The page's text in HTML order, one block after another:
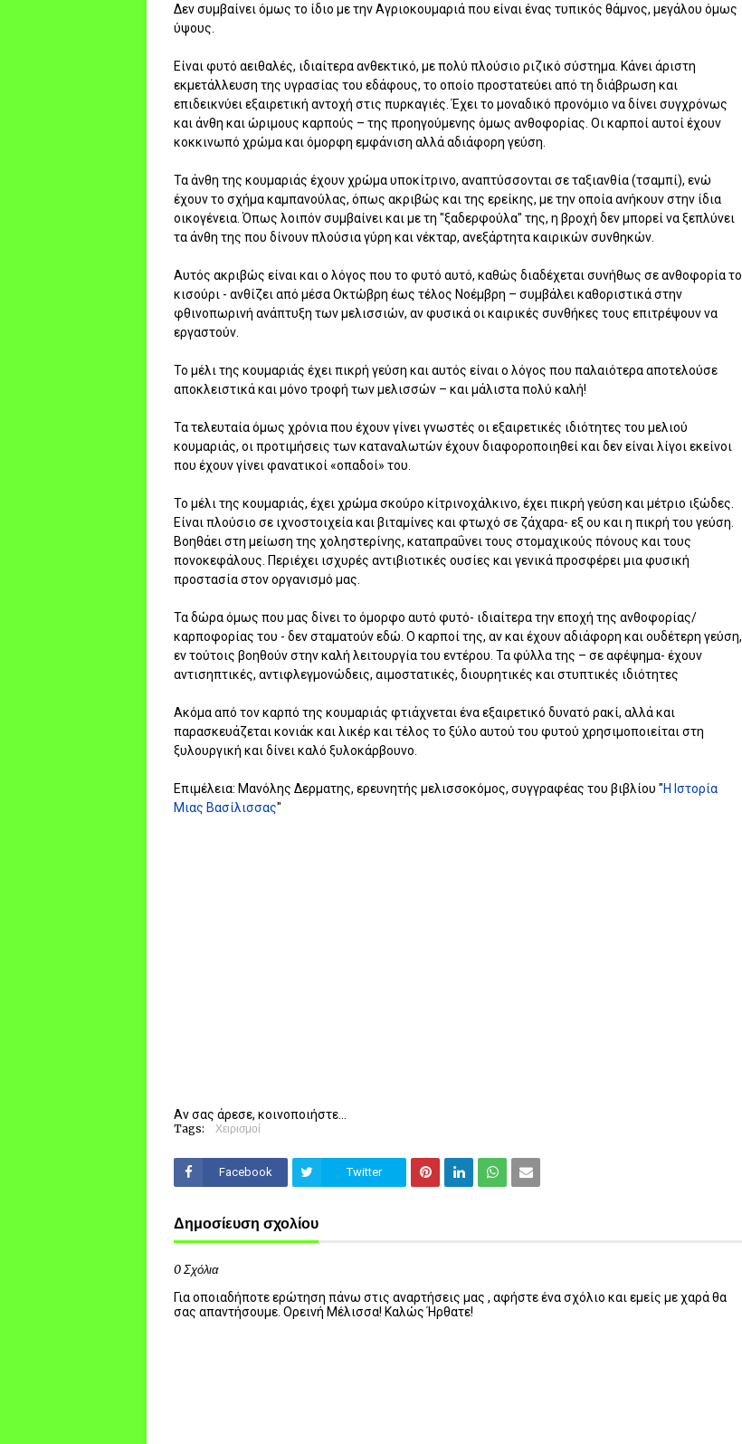
Δεν συμβαίνει όμως το ίδιο με την Αγριοκουμαριά που είναι ένας τυπικός θάμνος, μεγάλου όμως
ύψους.
Είναι φυτό αειθαλές, ιδιαίτερα ανθεκτικό, με πολύ πλούσιο ριζικό σύστημα. Κάνει άριστη
εκμετάλλευση της υγρασίας του εδάφους, το οποίο προστατεύει από τη διάβρωση και
επιδεικνύει εξαιρετική αντοχή στις πυρκαγιές. Έχει το μοναδικό προνόμιο να δίνει συγχρόνως
και άνθη και ώριμους καρπούς – της προηγούμενης όμως ανθοφορίας. Οι καρποί αυτοί έχουν
κοκκινωπό χρώμα και όμορφη εμφάνιση αλλά αδιάφορη γεύση.
Τα άνθη της κουμαριάς έχουν χρώμα υποκίτρινο, αναπτύσσονται σε ταξιανθία (τσαμπί), ενώ
έχουν το σχήμα καμπανούλας, όπως ακριβώς και της ερείκης, με την οποία ανήκουν στην ίδια
οικογένεια. Όπως λοιπόν συμβαίνει και με τη "ξαδερφούλα" της, η βροχή δεν μπορεί να ξεπλύνει
τα άνθη της που δίνουν πλούσια γύρη και νέκταρ, ανεξάρτητα καιρικών συνθηκών.
Αυτός ακριβώς είναι και ο λόγος που το φυτό αυτό, καθώς διαδέχεται συνήθως σε ανθοφορία το
κισούρι - ανθίζει από μέσα Οκτώβρη έως τέλος Νοέμβρη – συμβάλει καθοριστικά στην
φθινοπωρινή ανάπτυξη των μελισσιών, αν φυσικά οι καιρικές συνθήκες τους επιτρέψουν να
εργαστούν.
Το μέλι της κουμαριάς έχει πικρή γεύση και αυτός είναι ο λόγος που παλαιότερα αποτελούσε
αποκλειστικά και μόνο τροφή των μελισσών – και μάλιστα πολύ καλή!
Τα τελευταία όμως χρόνια που έχουν γίνει γνωστές οι εξαιρετικές ιδιότητες του μελιού
κουμαριάς, οι προτιμήσεις των καταναλωτών έχουν διαφοροποιηθεί και δεν είναι λίγοι εκείνοι
που έχουν γίνει φανατικοί «οπαδοί» του.
Το μέλι της κουμαριάς, έχει χρώμα σκούρο κίτρινοχάλκινο, έχει πικρή γεύση και μέτριο ιξώδες.
Είναι πλούσιο σε ιχνοστοιχεία και βιταμίνες και φτωχό σε ζάχαρα- εξ ου και η πικρή του γεύση.
Βοηθάει στη μείωση της χοληστερίνης, καταπραΰνει τους στομαχικούς πόνους και τους
πονοκεφάλους. Περιέχει ισχυρές αντιβιοτικές ουσίες και γενικά προσφέρει μια φυσική
προστασία στον οργανισμό μας.
Τα δώρα όμως που μας δίνει το όμορφο αυτό φυτό- ιδιαίτερα την εποχή της ανθοφορίας/
καρποφορίας του - δεν σταματούν εδώ. Ο καρποί της, αν και έχουν αδιάφορη και ουδέτερη γεύση,
εν τούτοις βοηθούν στην καλή λειτουργία του εντέρου. Τα φύλλα της – σε αφέψημα- έχουν
αντισηπτικές, αντιφλεγμονώδεις, αιμοστατικές, διουρητικές και στυπτικές ιδιότητες
Ακόμα από τον καρπό της κουμαριάς φτιάχνεται ένα εξαιρετικό δυνατό ρακί, αλλά και
παρασκευάζεται κονιάκ και λικέρ και τέλος το ξύλο αυτού του φυτού χρησιμοποιείται στη
ξυλουργική και δίνει καλό ξυλοκάρβουνο.
Επιμέλεια: Μανόλης Δερματης, ερευνητής μελισσοκόμος, συγγραφέας του βιβλίου "Η Ιστορία
Μιας Βασίλισσας"
Αν σας άρεσε, κοινοποιήστε...
Tags: Χειρισμοί
Facebook Twitter
Δημοσίευση σχολίου
0 Σχόλια
Για οποιαδήποτε ερώτηση πάνω στις αναρτήσεις μας , αφήστε ένα σχόλιο και εμείς με χαρά θα
σας απαντήσουμε. Ορεινή Μέλισσα! Καλώς Ήρθατε!